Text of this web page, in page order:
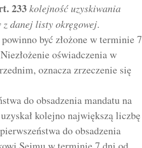
233kolejność uzyskiwania
z danej listy okręgowej.
być złożone w terminie 7
oświadczenia w
oznacza zrzeczenie się
do obsadzenia mandatu na
kolejno największą liczbę
do obsadzenia